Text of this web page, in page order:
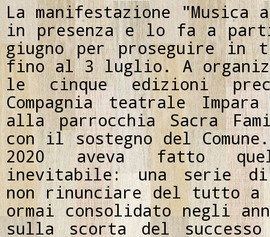
La manifestazione "Musica
in presenza e lo fa a
giugno per proseguire in
fino al 3 luglio. A
le cinque edizioni
Compagnia teatrale
alla parrocchia Sacra
con il sostegno del
2020 aveva fatto
inevitabile: una serie di
non rinunciare del tutto a
ormai consolidato negli
sulla scorta del